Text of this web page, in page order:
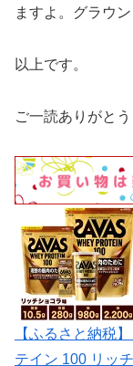
ますよ。グラウ
以上です。
ご一読ありがとう
【ふるさと納税
テイン 100 リッ